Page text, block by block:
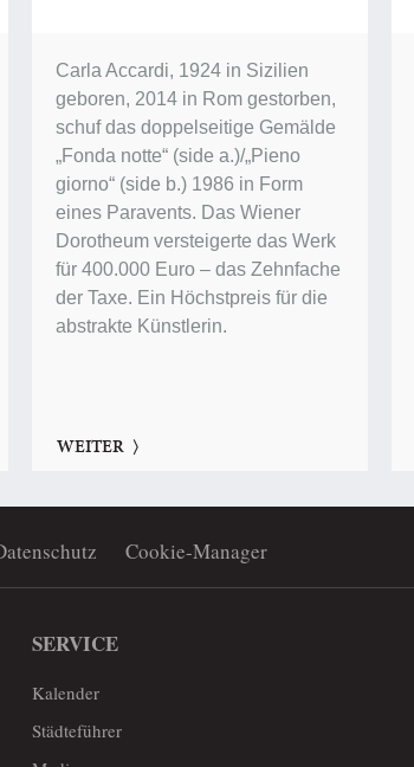
Carla Accardi, 1924 in Sizilien
geboren, 2014 in Rom gestorben,
schuf das doppelseitige Gemälde
„Fonda notte“ (side a.)/„Pieno
giorno“ (side b.) 1986 in Form
eines Paravents. Das Wiener
Dorotheum versteigerte das Werk
für 400.000 Euro – das Zehnfache
der Taxe. Ein Höchstpreis für die
abstrakte Künstlerin.
WEITER
Cookie-Manager
SERVICE
Kalender
Städteführer